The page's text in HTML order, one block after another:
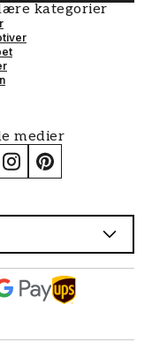
kategorier
medier